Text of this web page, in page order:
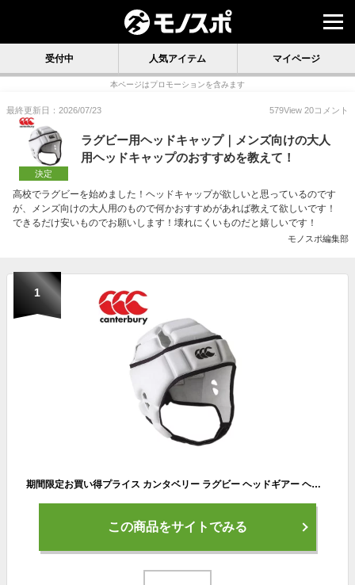
受付中 人気アイテム マイページ
本ページはプロモーションを含みます
最終更新日：2026/07/23 579View 20コメント
決定
ラグビー用ヘッドキャップ｜メンズ向けの大人
用ヘッドキャップのおすすめを教えて！
高校でラグビーを始めました！ヘッドキャップが欲しいと思っているのです
が、メンズ向けの大人用のもので何かおすすめがあれば教えて欲しいです！
できるだけ安いものでお願いします！壊れにくいものだと嬉しいです！
モノスポ編集部
1
期間限定お買い得プライス カンタベリー ラグビー ヘッドギアー ヘッドキャップ AA09556-10 メンズ
この商品をサイトでみる